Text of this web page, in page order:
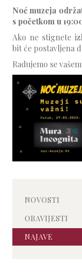
Noć muzeja
s početkom u
Ako ne stignete
bit će postavljena
Radujemo se
NOVOSTI
OBAVIJESTI
NAJAVE